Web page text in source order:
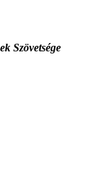
Szövetsége